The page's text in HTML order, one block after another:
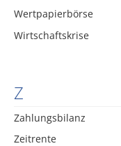
Wertpapierbörse
Wirtschaftskrise
Z
Zahlungsbilanz
Zeitrente